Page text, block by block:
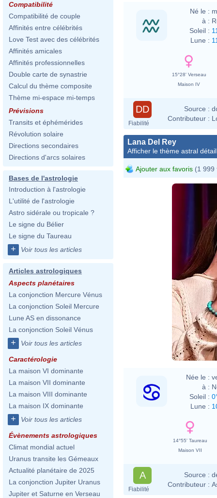
Compatibilité
Compatibilité de couple
Affinités entre célébrités
Love Test avec des célébrités
Affinités amicales
Affinités professionnelles
Double carte de synastrie
Calcul du thème composite
Thème mi-espace mi-temps
Prévisions
Transits et éphémérides
Révolution solaire
Directions secondaires
Directions d'arcs solaires
Bases de l'astrologie
Introduction à l'astrologie
L'utilité de l'astrologie
Astro sidérale ou tropicale ?
Le signe du Bélier
Le signe du Taureau
+ Voir tous les articles
Articles astrologiques
Aspects planétaires
La conjonction Mercure Vénus
La conjonction Soleil Mercure
Lune AS en dissonance
La conjonction Soleil Vénus
+ Voir tous les articles
Caractérologie
La maison VI dominante
La maison VII dominante
La maison VIII dominante
La maison IX dominante
+ Voir tous les articles
Évènements astrologiques
Climat mondial actuel
Uranus transite les Gémeaux
Actualité planétaire de 2025
La conjonction Jupiter Uranus
Jupiter et Saturne en Verseau
Né le :
à :
Soleil :
Lune :
15°28' Verseau
Maison IV
DD
Fiabilité
Source :
Contributeur :
Lana Del Rey
Afficher le thème astral
Ajouter aux favoris (1 999
Née le :
à :
Soleil :
Lune :
14°55' Taureau
Maison VII
A
Fiabilité
Source :
Contributeur :